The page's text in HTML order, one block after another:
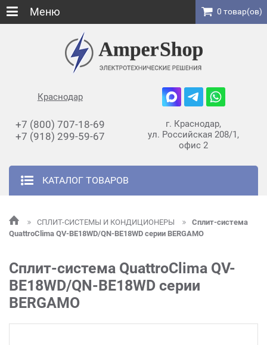
Краснодар
+7 (800) 707-18-69
+7 (918) 299-59-67
г. Краснодар,
ул. Российская 208/1,
офис 2
КАТАЛОГ ТОВАРОВ
Меню 0 товар(ов)
СПЛИТ-СИСТЕМЫ И КОНДИЦИОНЕРЫ
Сплит-система
QuattroClima QV-BE18WD/QN-BE18WD серии BERGAMO
Сплит-система QuattroClima QV-
BE18WD/QN-BE18WD серии
BERGAMO